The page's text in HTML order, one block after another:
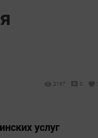
2167 0
услуг